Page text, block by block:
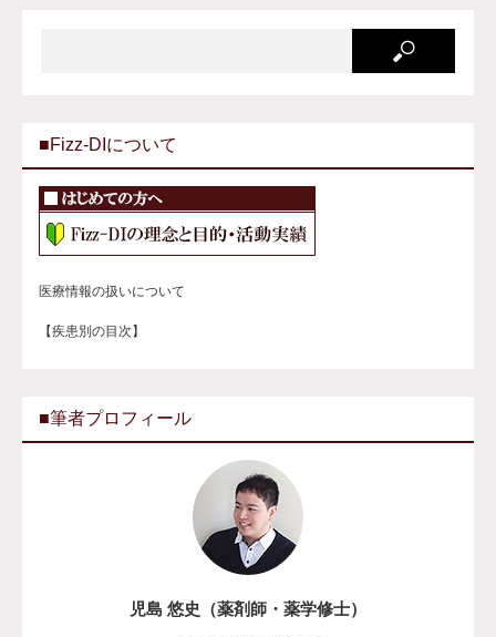
■Fizz-DIについて
医療情報の扱いについて
【疾患別の目次】
■筆者プロフィール
児島 悠史（薬剤師・薬学修士）